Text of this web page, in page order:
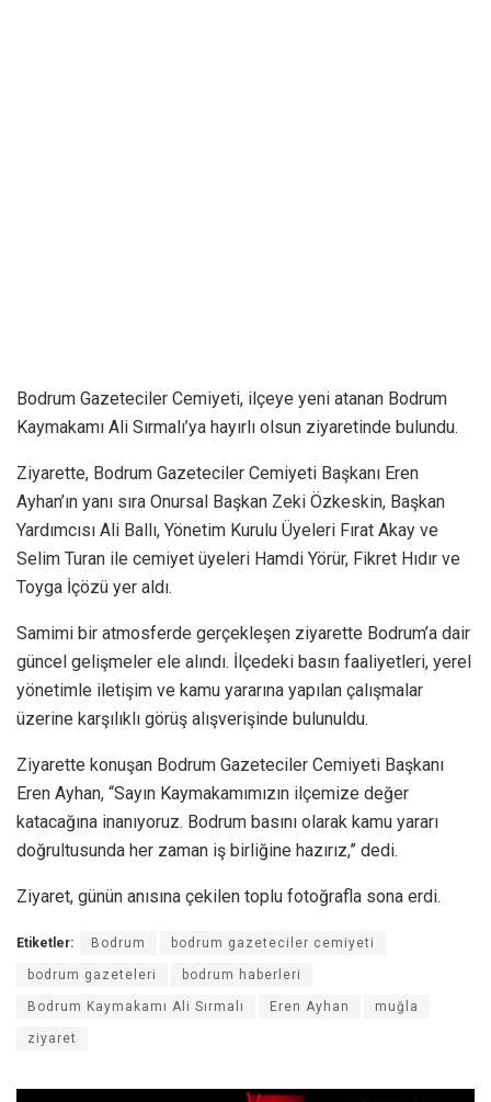
Bodrum Gazeteciler Cemiyeti, ilçeye yeni atanan Bodrum
Kaymakamı Ali Sırmalı’ya hayırlı olsun ziyaretinde bulundu.
Ziyarette, Bodrum Gazeteciler Cemiyeti Başkanı Eren
Ayhan’ın yanı sıra Onursal Başkan Zeki Özkeskin, Başkan
Yardımcısı Ali Ballı, Yönetim Kurulu Üyeleri Fırat Akay ve
Selim Turan ile cemiyet üyeleri Hamdi Yörür, Fikret Hıdır ve
Toyga İçözü yer aldı.
Samimi bir atmosferde gerçekleşen ziyarette Bodrum’a dair
güncel gelişmeler ele alındı. İlçedeki basın faaliyetleri, yerel
yönetimle iletişim ve kamu yararına yapılan çalışmalar
üzerine karşılıklı görüş alışverişinde bulunuldu.
Ziyarette konuşan Bodrum Gazeteciler Cemiyeti Başkanı
Eren Ayhan, “Sayın Kaymakamımızın ilçemize değer
katacağına inanıyoruz. Bodrum basını olarak kamu yararı
doğrultusunda her zaman iş birliğine hazırız,” dedi.
Ziyaret, günün anısına çekilen toplu fotoğrafla sona erdi.
Etiketler: Bodrum bodrum gazeteciler cemiyeti
bodrum gazeteleri bodrum haberleri
Bodrum Kaymakamı Ali Sırmalı Eren Ayhan muğla
ziyaret